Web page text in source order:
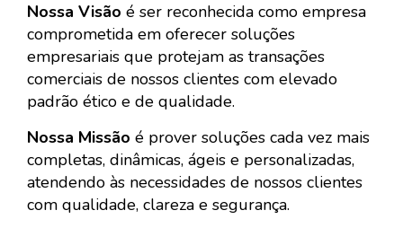
Nossa Visão é ser reconhecida como empresa
comprometida em oferecer soluções
empresariais que protejam as transações
comerciais de nossos clientes com elevado
padrão ético e de qualidade.
Nossa Missão é prover soluções cada vez mais
completas, dinâmicas, ágeis e personalizadas,
atendendo às necessidades de nossos clientes
com qualidade, clareza e segurança.